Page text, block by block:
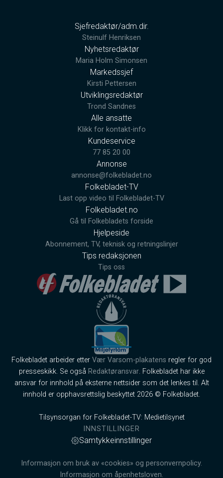
Sjefredaktør/adm.dir.
Steinulf Henriksen
Nyhetsredaktør
Maria Holm Simonsen
Markedssjef
Kirsti Pettersen
Utviklingsredaktør
Trond Sandnes
Alle ansatte
Klikk for kontakt-info
Kundeservice
77 85 20 00
Annonse
annonse@folkebladet.no
Folkebladet-TV
Last opp video til Folkebladet-TV
Folkebladet.no
Gå til Folkebladets forside
Hjelpeside
Abonnement, TV, teknisk og retningslinjer
Tips redaksjonen
Tips oss
Folkebladet arbeider etter Vær Varsom-plakatens regler for god
presseskikk. Se også Redaktøransvar. Folkebladet har ikke
ansvar for innhold på eksterne nettsider som det lenkes til. Alt
innhold er opphavsrettslig beskyttet 2026 © Folkebladet.
Tilsynsorgan for Folkebladet-TV: Medietilsynet
INNSTILLINGER
Samtykkeinnstillinger
Informasjon om bruk av «cookies» og personvernpolicy.
Informasjon om åpenhetsloven.